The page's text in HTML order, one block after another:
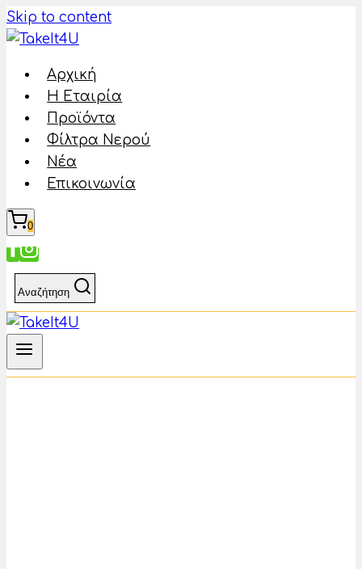
Skip to content
Αρχική
Η Εταιρία
Προϊόντα
Φίλτρα Νερού
Νέα
Επικοινωνία
0
Αναζήτηση